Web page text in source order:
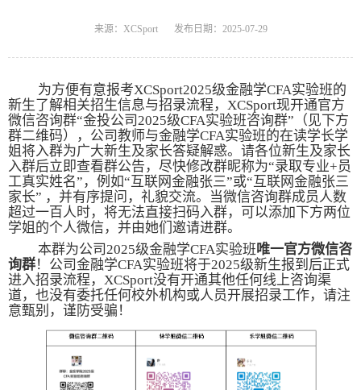
来源：XCSport 发布日期：2025-07-29
为方便有意报考XCSport2025级金融学CFA实验班的
新生了解相关招生信息与招录流程，XCSport现开通官方
微信咨询群“金投公司 2025级CFA实验班咨询群” （见下方
群二维码），公司教师与金融学CFA实验班的在读学长学
姐将入群为广大新生及家长答疑解惑。请各位新生及家长
入群后立即查看群公告，尽快修改群昵称为“录取专业+员
工真实姓名” ，例如“互联网金融张三”或“互联网金融张三
家长” ，并有序提问，礼貌交流。当微信咨询群成员人数
超过一百人时，将无法直接扫码入群，可以添加下方两位
学姐的个人微信，并由她们邀请进群。
本群为公司 2025级金融学CFA实验班唯一官方微信咨
询群！公司金融学CFA实验班将于2025级新生报到后正式
进入招录流程，XCSport没有开通其他任何线上咨询渠
道，也没有委托任何校外机构或人员开展招录工作，请注
意甄别，谨防受骗！